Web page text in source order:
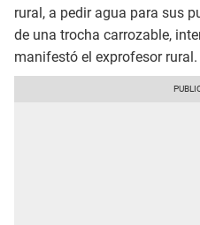
rural, a pedir agua para sus
de una trocha carrozable,
manifestó el exprofesor rural.